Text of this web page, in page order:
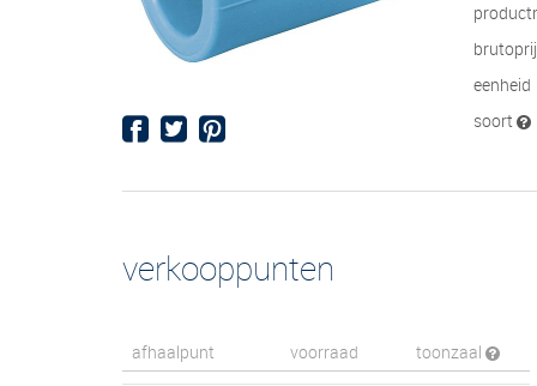
eenheid
soort
verkooppunten
afhaalpunt voorraad toonzaal